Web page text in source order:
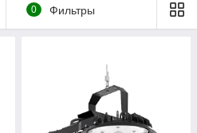
0 Фильтры